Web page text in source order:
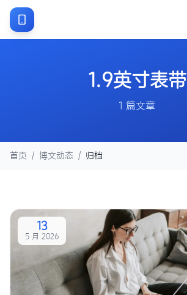
1.9英寸表带
1 篇文章
首页 / 博文动态 / 归档
13
5 月 2026